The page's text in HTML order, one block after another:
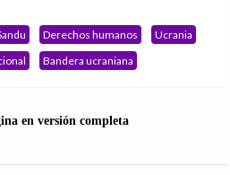
Derechos humanos
Ucrania
Bandera ucraniana
en versión completa